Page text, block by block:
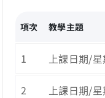
項次 教學主題
1 上課日期/
2 上課日期/